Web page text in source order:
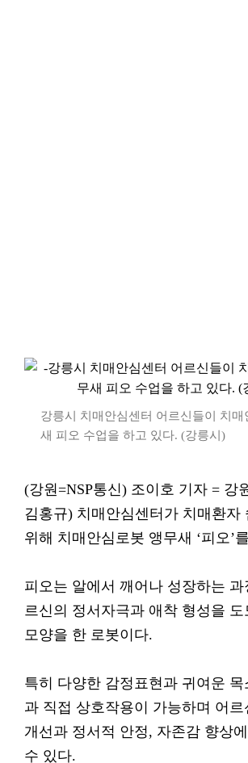
강릉시 치매안심센터 어르신들이 치매
새 피오 수업을 하고 있다. (강릉시)
(강원=NSP통신) 조이호 기자 = 강
김홍규) 치매안심센터가 치매환자
위해 치매안심로봇 앵무새 ‘피오’
피오는 알에서 깨어나 성장하는 과
르신의 정서자극과 애착 형성을 도
모양을 한 로봇이다.
특히 다양한 감정표현과 귀여운 목
과 직접 상호작용이 가능하며 어
개선과 정서적 안정, 자존감 향상
수 있다.